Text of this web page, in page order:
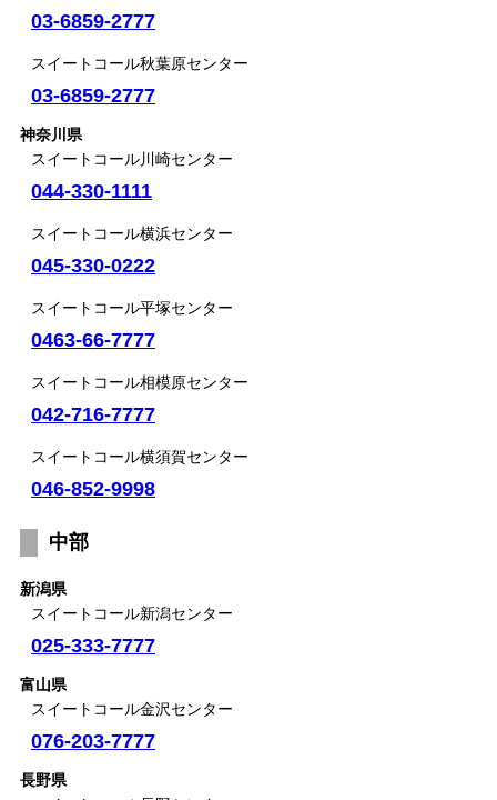
03-6859-2777
スイートコール秋葉原センター
03-6859-2777
神奈川県
スイートコール川崎センター
044-330-1111
スイートコール横浜センター
045-330-0222
スイートコール平塚センター
0463-66-7777
スイートコール相模原センター
042-716-7777
スイートコール横須賀センター
046-852-9998
中部
新潟県
スイートコール新潟センター
025-333-7777
富山県
スイートコール金沢センター
076-203-7777
長野県